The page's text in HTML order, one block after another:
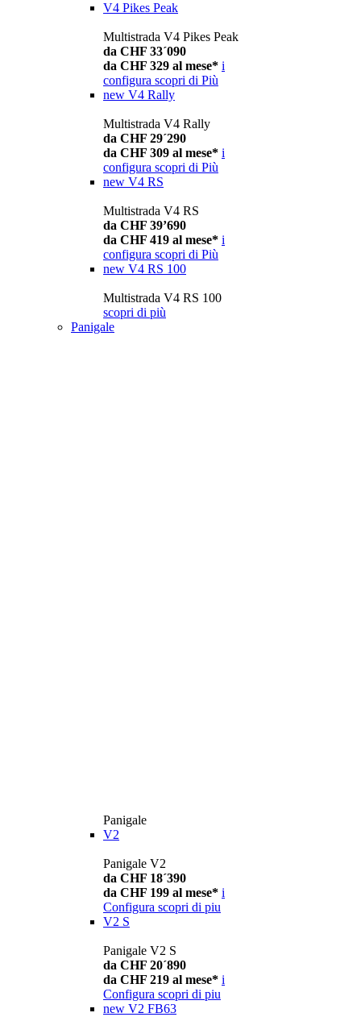
V4 Pikes Peak
Multistrada V4 Pikes Peak
da CHF 33´090
da CHF 329 al mese* i
configura scopri di Più
new V4 Rally
Multistrada V4 Rally
da CHF 29´290
da CHF 309 al mese* i
configura scopri di Più
new V4 RS
Multistrada V4 RS
da CHF 39’690
da CHF 419 al mese* i
configura scopri di Più
new V4 RS 100
Multistrada V4 RS 100
scopri di più
Panigale
Panigale
V2
Panigale V2
da CHF 18´390
da CHF 199 al mese* i
Configura scopri di piu
V2 S
Panigale V2 S
da CHF 20´890
da CHF 219 al mese* i
Configura scopri di piu
new V2 FB63